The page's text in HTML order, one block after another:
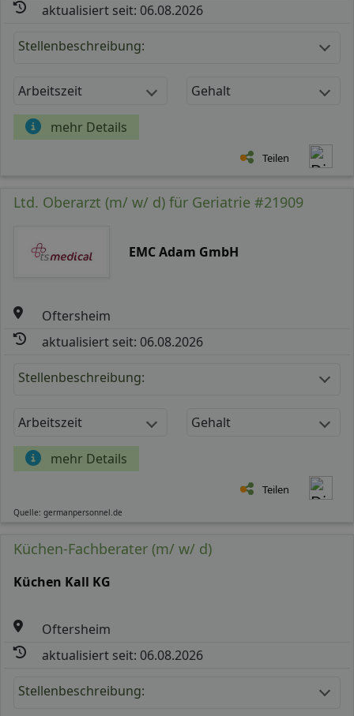
aktualisiert seit: 06.08.2026
Stellenbeschreibung:
Arbeitszeit Gehalt
mehr Details
Teilen
Ltd. Oberarzt (m/ w/ d) für Geriatrie #21909
EMC Adam GmbH
Oftersheim
aktualisiert seit: 06.08.2026
Stellenbeschreibung:
Arbeitszeit Gehalt
mehr Details
Teilen
Quelle: germanpersonnel.de
Küchen-Fachberater (m/ w/ d)
Küchen Kall KG
Oftersheim
aktualisiert seit: 06.08.2026
Stellenbeschreibung: